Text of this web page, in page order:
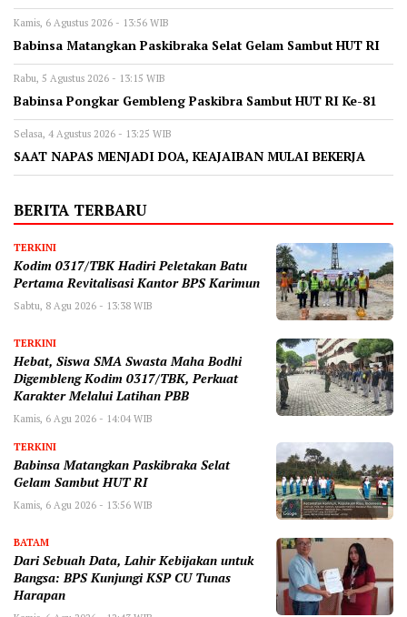
Kamis, 6 Agustus 2026 - 13:56 WIB
Babinsa Matangkan Paskibraka Selat Gelam Sambut HUT RI
Rabu, 5 Agustus 2026 - 13:15 WIB
Babinsa Pongkar Gembleng Paskibra Sambut HUT RI Ke-81
Selasa, 4 Agustus 2026 - 13:25 WIB
SAAT NAPAS MENJADI DOA, KEAJAIBAN MULAI BEKERJA
BERITA TERBARU
TERKINI
Kodim 0317/TBK Hadiri Peletakan Batu
Pertama Revitalisasi Kantor BPS Karimun
Sabtu, 8 Agu 2026 - 13:38 WIB
TERKINI
Hebat, Siswa SMA Swasta Maha Bodhi
Digembleng Kodim 0317/TBK, Perkuat
Karakter Melalui Latihan PBB
Kamis, 6 Agu 2026 - 14:04 WIB
TERKINI
Babinsa Matangkan Paskibraka Selat
Gelam Sambut HUT RI
Kamis, 6 Agu 2026 - 13:56 WIB
BATAM
Dari Sebuah Data, Lahir Kebijakan untuk
Bangsa: BPS Kunjungi KSP CU Tunas
Harapan